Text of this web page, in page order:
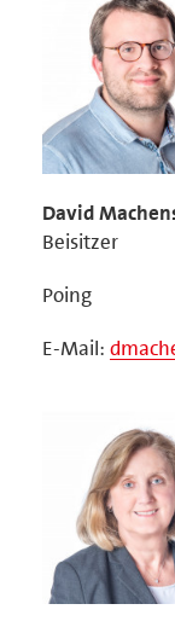
David
Beisitzer
Poing
E-Mail: